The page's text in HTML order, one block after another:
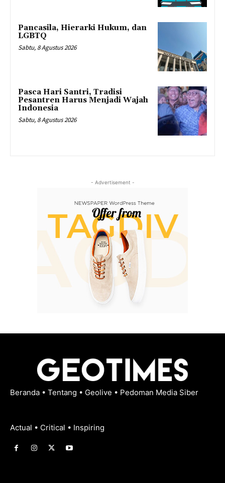
Pancasila, Hierarki Hukum, dan
LGBTQ
Sabtu, 8 Agustus 2026
Pasca Hari Santri, Tradisi
Pesantren Harus Menjadi Wajah
Indonesia
Sabtu, 8 Agustus 2026
- Advertisement -
Beranda • Tentang • Geolive • Pedoman Media Siber
Actual • Critical • Inspiring